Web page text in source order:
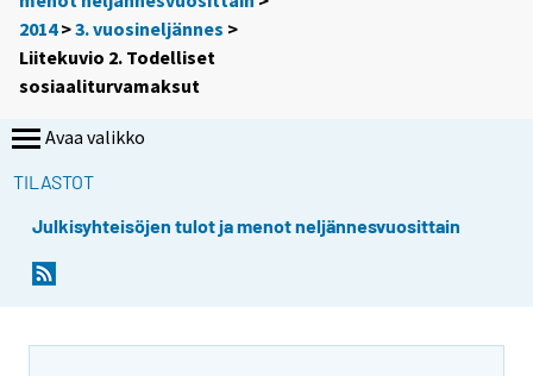
2014>3. vuosineljännes >
Liitekuvio 2. Todelliset
sosiaaliturvamaksut
Avaa valikko
TILASTOT
Julkisyhteisöjen tulot ja menot neljännesvuosittain